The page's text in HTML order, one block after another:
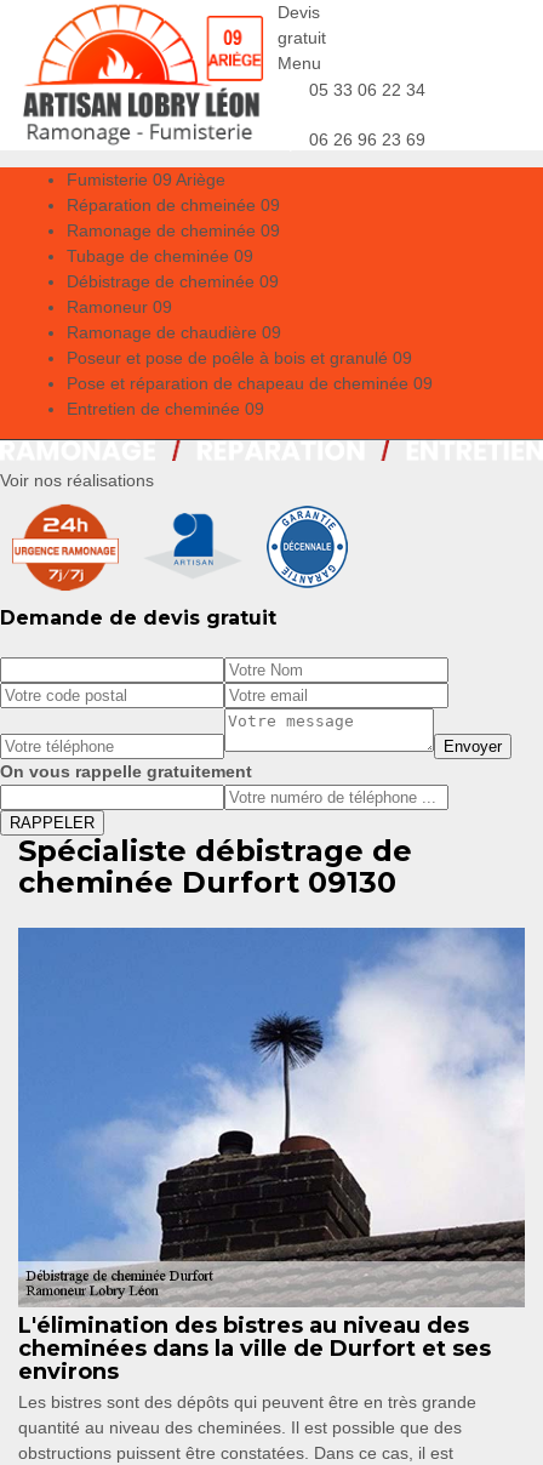
Devis
gratuit
Menu
05 33 06 22 34
06 26 96 23 69
Fumisterie 09 Ariège
Réparation de chmeinée 09
Ramonage de cheminée 09
Tubage de cheminée 09
Débistrage de cheminée 09
Ramoneur 09
Ramonage de chaudière 09
Poseur et pose de poêle à bois et granulé 09
Pose et réparation de chapeau de cheminée 09
Entretien de cheminée 09
Voir nos réalisations
Demande de devis gratuit
On vous rappelle gratuitement
Spécialiste débistrage de
cheminée Durfort 09130
L'élimination des bistres au niveau des
cheminées dans la ville de Durfort et ses
environs
Les bistres sont des dépôts qui peuvent être en très grande
quantité au niveau des cheminées. Il est possible que des
obstructions puissent être constatées. Dans ce cas, il est